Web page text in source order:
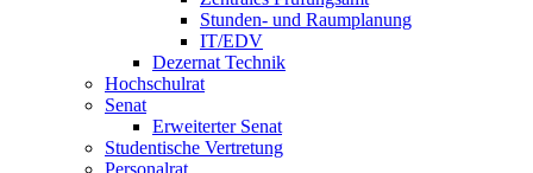
Stunden- und Raumplanung
IT/EDV
Dezernat Technik
Hochschulrat
Senat
Erweiterter Senat
Studentische Vertretung